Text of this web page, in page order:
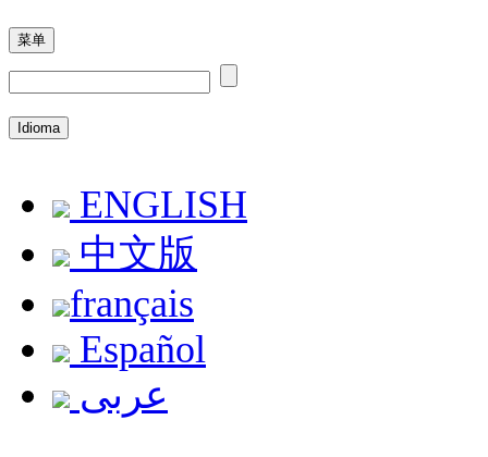
菜单
Idioma
ENGLISH
中文版
français
Español
عربى